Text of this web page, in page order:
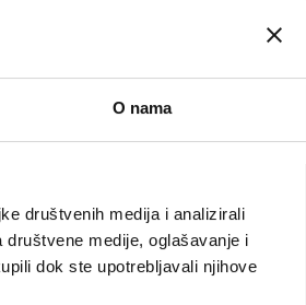
O nama
društvenih medija i analizirali
medije, oglašavanje i
dok ste upotrebljavali njihove